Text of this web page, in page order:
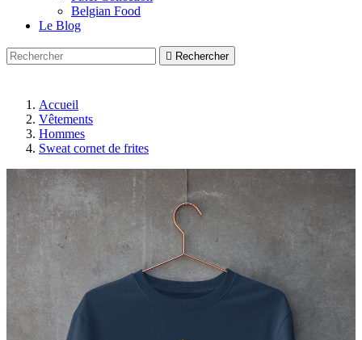
Belgian Food
Le Blog
 Rechercher
Accueil
Vêtements
Hommes
Sweat cornet de frites